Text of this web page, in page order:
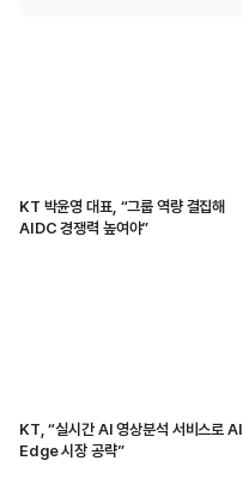
KT 박윤영 대표, “그룹 역량 결집해
AIDC 경쟁력 높여야”
KT, “실시간 AI 영상분석 서비스로 AI
Edge 시장 공략”